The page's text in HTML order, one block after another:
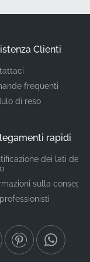
è
Clienti
frequenti
di reso
rapidi
dei lati della
sulla